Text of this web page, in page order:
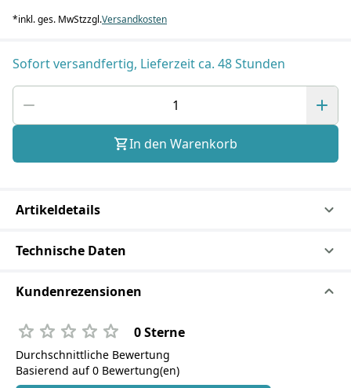
*inkl. ges. MwStzzgl.Versandkosten
Sofort versandfertig, Lieferzeit ca. 48 Stunden
In den Warenkorb
Artikeldetails
Technische Daten
Kundenrezensionen
0 Sterne
Durchschnittliche Bewertung
Basierend auf 0 Bewertung(en)